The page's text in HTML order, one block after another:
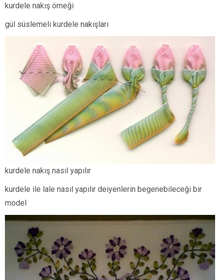
kurdele nakış örneği
gül süslemeli kurdele nakışları
kurdele nakış nasıl yapılır
kurdele ile lale nasıl yapılır deiyenlerin begenebileceği bir
model